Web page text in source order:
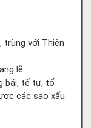
trùng với Thiên
lễ.
bái, tế tự, tố
các sao xấu.